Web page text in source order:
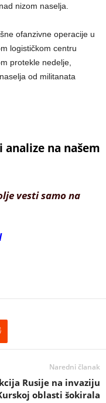
nizom naselja.
ofanzivne operacije u
logističkom centru
protekle nedelje,
od militanata
na našem
vesti samo na
Naredni članak
Rusije na invaziju
oblasti šokirala